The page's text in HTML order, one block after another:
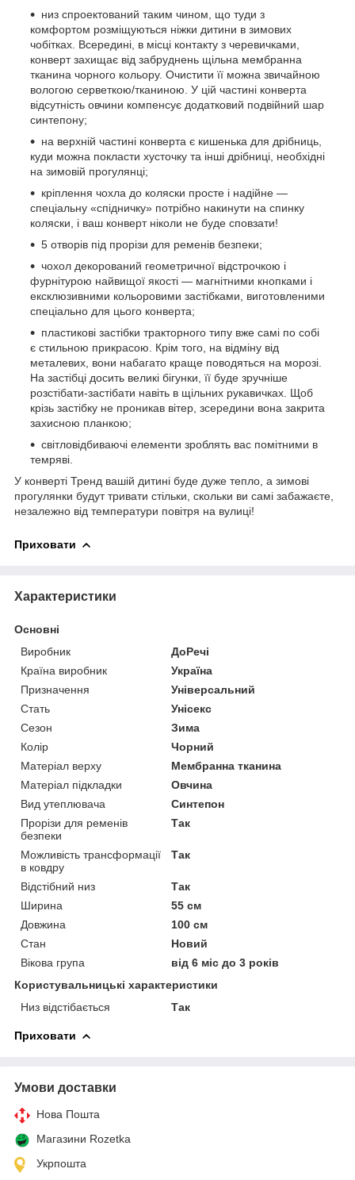
низ спроектований таким чином, що туди з
комфортом розміщуються ніжки дитини в зимових
чобітках. Всередині, в місці контакту з черевичками,
конверт захищає від забруднень щільна мембранна
тканина чорного кольору. Очистити її можна звичайною
вологою серветкою/тканиною. У цій частині конверта
відсутність овчини компенсує додатковий подвійний шар
синтепону;
на верхній частині конверта є кишенька для дрібниць,
куди можна покласти хусточку та інші дрібниці, необхідні
на зимовій прогулянці;
кріплення чохла до коляски просте і надійне ―
спеціальну «спідничку» потрібно накинути на спинку
коляски, і ваш конверт ніколи не буде сповзати!
5 отворів під прорізи для ременів безпеки;
чохол декорований геометричної відстрочкою і
фурнітурою найвищої якості ― магнітними кнопками і
ексклюзивними кольоровими застібками, виготовленими
спеціально для цього конверта;
пластикові застібки тракторного типу вже самі по собі
є стильною прикрасою. Крім того, на відміну від
металевих, вони набагато краще поводяться на морозі.
На застібці досить великі бігунки, її буде зручніше
розстібати-застібати навіть в щільних рукавичках. Щоб
крізь застібку не проникав вітер, зсередини вона закрита
захисною планкою;
світловідбиваючі елементи зроблять вас помітними в
темряві.
У конверті Тренд вашій дитині буде дуже тепло, а зимові
прогулянки будут тривати стільки, скольки ви самі забажаєте,
незалежно від температури повітря на вулиці!
Приховати
Характеристики
Основні
Виробник
ДоРечі
Країна виробник
Україна
Призначення
Універсальний
Стать
Унісекс
Сезон
Зима
Колір
Чорний
Матеріал верху
Мембранна тканина
Матеріал підкладки
Овчина
Вид утеплювача
Синтепон
Прорізи для ременів
безпеки
Так
Можливість трансформації
в ковдру
Так
Відстібний низ
Так
Ширина
55 см
Довжина
100 см
Стан
Новий
Вікова група
від 6 міс до 3 років
Користувальницькі характеристики
Низ відстібається
Так
Приховати
Умови доставки
Нова Пошта
Магазини Rozetka
Укрпошта